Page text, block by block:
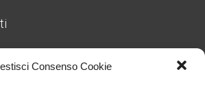
Consenso Cookie
TFR dal 1° luglio 2026: cosa cambia
27 Luglio 2026